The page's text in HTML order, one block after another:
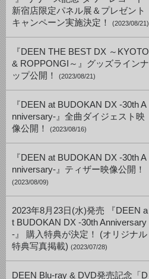
新宿店限定パネル展＆プレゼント
キャンペーン実施決定！
(2023/08/21)
『DEEN THE BEST DX ～KYOTO
& ROPPONGI～』グッズラインナ
ップ公開！
(2023/08/21)
『DEEN at BUDOKAN DX -30th A
nniversary-』全曲ダイジェスト映
像公開！
(2023/08/16)
『DEEN at BUDOKAN DX -30th A
nniversary-』ティザー映像公開！
(2023/08/09)
2023年8月23日(水)発売 『DEEN a
t BUDOKAN DX -30th Anniversary
-』 購入特典が決定！ (オリジナル
特典写真掲載) (2023/07/28)
DEEN Blu-ray & DVD発売記念「D